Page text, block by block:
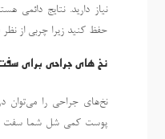
نیاز دارید. نتایج دائمی
حفظ کنید زیرا چربی از
نخ های جراحی برای
نخ‌های جراحی را می‌توان